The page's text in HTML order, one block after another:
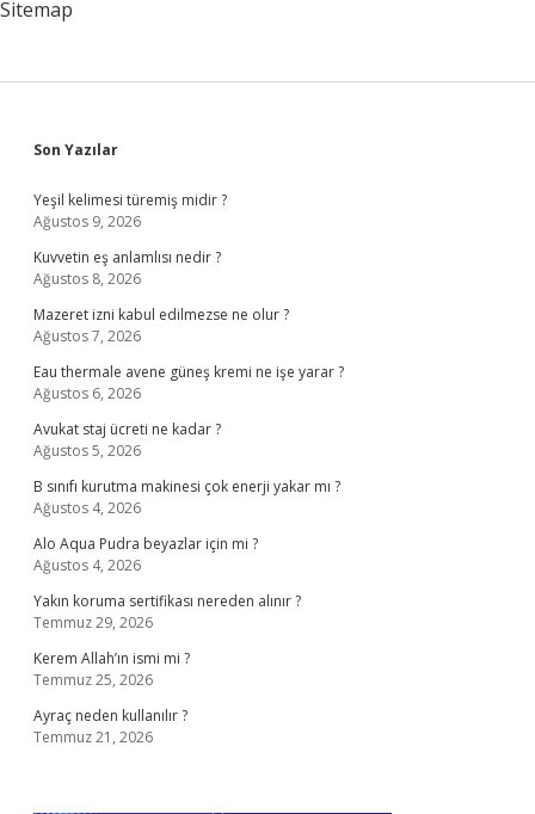
Sitemap
Sidebar
Son Yazılar
Yeşil kelimesi türemiş midir ?
Ağustos 9, 2026
Kuvvetin eş anlamlısı nedir ?
Ağustos 8, 2026
Mazeret izni kabul edilmezse ne olur ?
Ağustos 7, 2026
Eau thermale avene güneş kremi ne işe yarar ?
Ağustos 6, 2026
Avukat staj ücreti ne kadar ?
Ağustos 5, 2026
B sınıfı kurutma makinesi çok enerji yakar mı ?
Ağustos 4, 2026
Alo Aqua Pudra beyazlar için mi ?
Ağustos 4, 2026
Yakın koruma sertifikası nereden alınır ?
Temmuz 29, 2026
Kerem Allah’ın ismi mi ?
Temmuz 25, 2026
Ayraç neden kullanılır ?
Temmuz 21, 2026